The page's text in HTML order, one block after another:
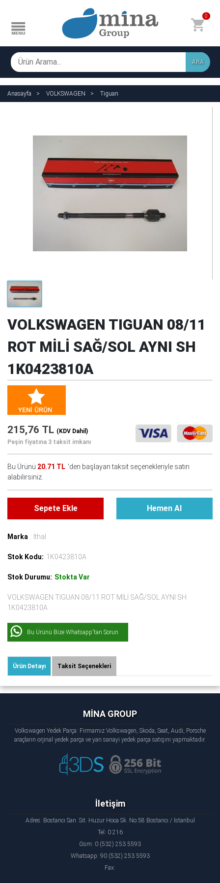
0
ARA
Anasayfa VOLKSWAGEN Tiguan
VOLKSWAGEN TIGUAN 08/11
ROT MİLİ SAĞ/SOL AYNI SH
1K0423810A
215,76 TL (KDV Dahil)
Peşin fiyatına 3 taksit imkanı
Bu Ürünü 20.71 TL 'den başlayan taksit seçenekleriyle satın
alabilirsiniz.
Sepete Ekle Hemen Al
Marka : İthal
Stok Kodu: 1K0423810A
Stok Durumu: Stokta Var
VOLKSWAGEN TIGUAN 08/11 ROT MİLİ SAĞ/SOL AYNI SH
1K0423810A
Bu Ürünü Bize Whatsapp'tan Sorun
Ürün Detayı Taksit Seçenekleri
MİNA GROUP
Volkswagen Yedek Parça: Firmamız Volkswagen, Skoda, Seat, Audi, Porsche
araçların orjinal yedek parça ve yan sanayi yedek parça satışını yapmaktadır.
İletişim
Adres: Bostancı San. Sit. Huzur Hoca Sk. No:58 Bostancı / İstanbul
Tel: 0 216
Gsm: 0 (532) 253 5593
Whatsapp: 90 (532) 253 5593
Fax: